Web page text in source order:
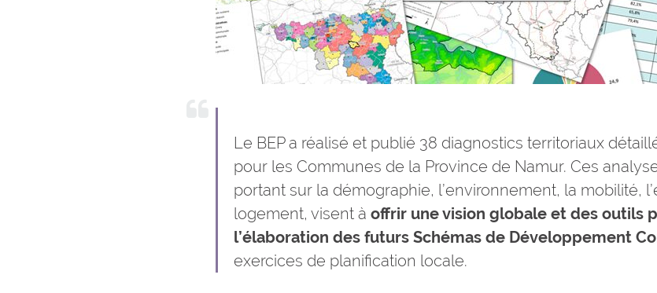
Le BEP a réalisé et publié 38 diagnostics territoriaux
pour les Communes de la Province de Namur. Ces
portant sur la démographie, l’environnement, la mobilité,
logement, visent à offrir une vision globale et des outils
l’élaboration des futurs Schémas de Développement
exercices de planification locale.